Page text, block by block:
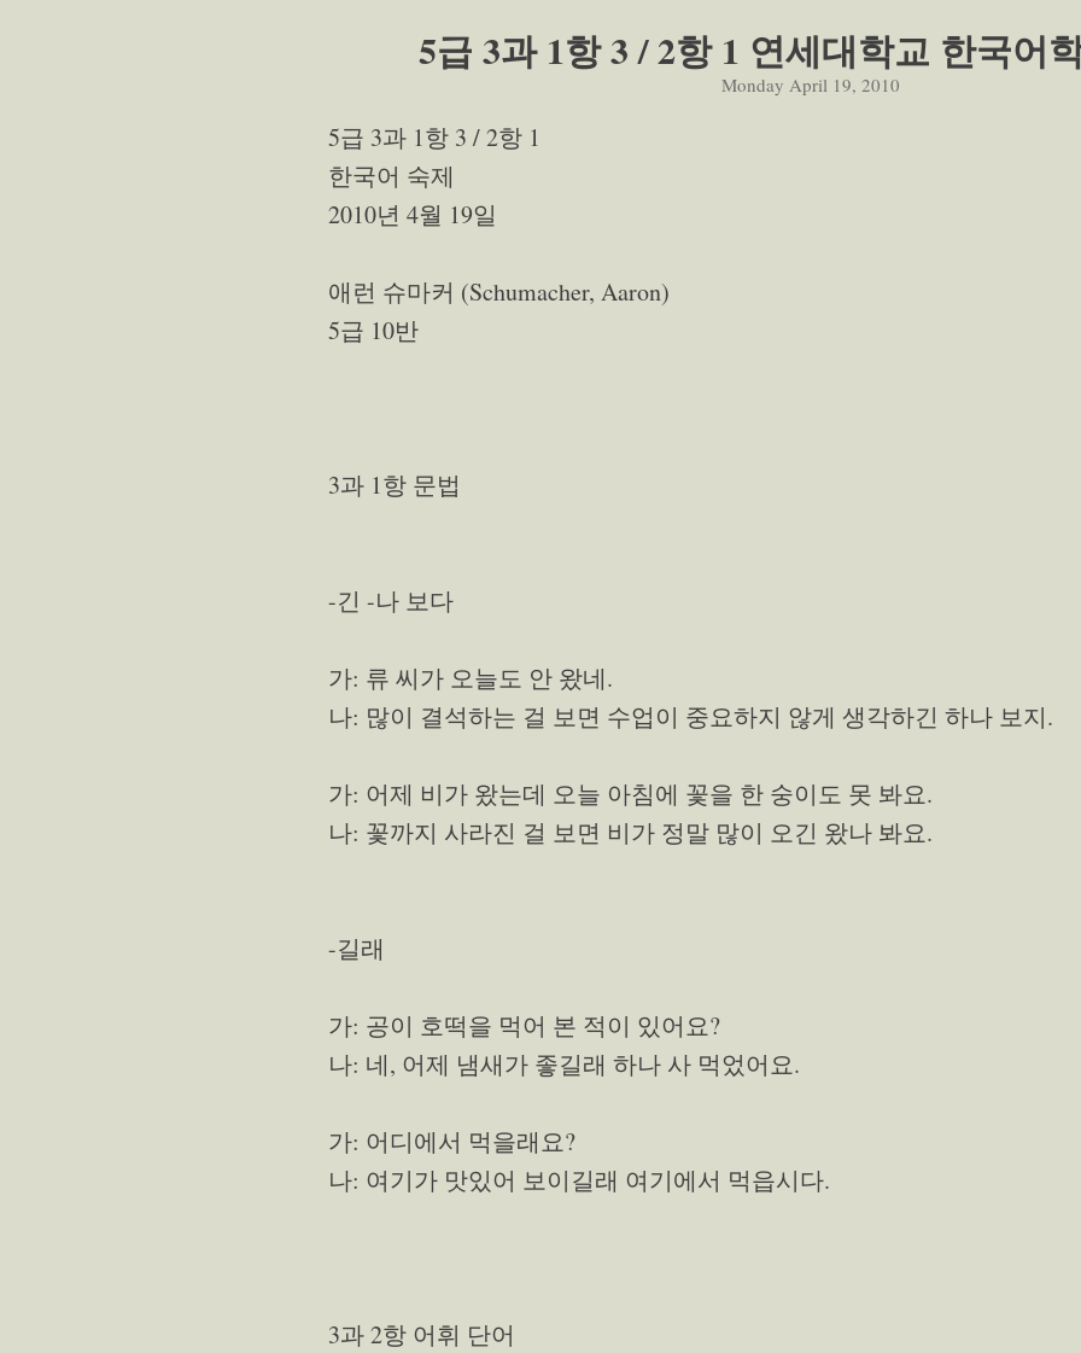
5급 3과 1항 3 / 2항 1 연세대학교 한국어
Monday April 19, 2010
5급 3과 1항 3 / 2항 1
한국어 숙제
2010년 4월 19일
애런 슈마커 (Schumacher, Aaron)
5급 10반
3과 1항 문법
-긴 -나 보다
가: 류 씨가 오늘도 안 왔네.
나: 많이 결석하는 걸 보면 수업이 중요하지 않게 생각하긴 하나 보지.
가: 어제 비가 왔는데 오늘 아침에 꽃을 한 숭이도 못 봐요.
나: 꽃까지 사라진 걸 보면 비가 정말 많이 오긴 왔나 봐요.
-길래
가: 공이 호떡을 먹어 본 적이 있어요?
나: 네, 어제 냄새가 좋길래 하나 사 먹었어요.
가: 어디에서 먹을래요?
나: 여기가 맛있어 보이길래 여기에서 먹읍시다.
3과 2항 어휘 단어